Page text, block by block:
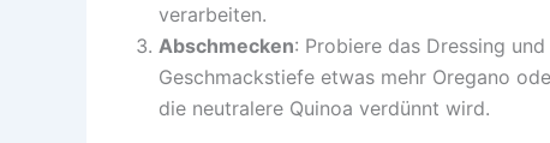
verarbeiten.
Abschmecken: Probiere das Dressing
Geschmackstiefe etwas mehr Oregano
die neutralere Quinoa verdünnt wird.